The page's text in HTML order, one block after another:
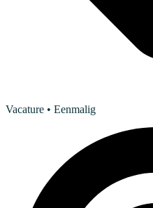
Vacature • Eenmalig